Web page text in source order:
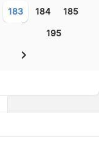
183 184 185
195